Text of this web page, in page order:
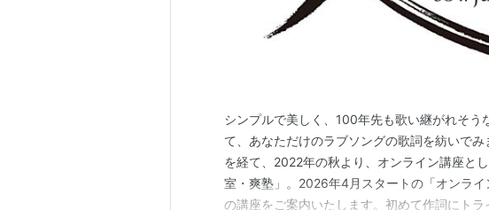
シンプルで美しく、100年先も歌い継がれそ
て、あなただけのラブソングの歌詞を紡いで
を経て、2022年の秋より、オンライン講座と
室・爽塾」。2026年4月スタートの「オンラ
の講座をご案内いたします。初めて作詞にト